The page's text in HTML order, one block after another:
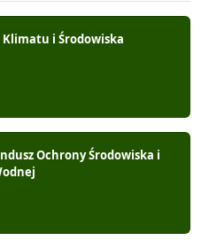
i Środowiska
Ochrony Środowiska i